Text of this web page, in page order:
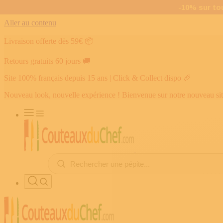
Aller au contenu
Livraison offerte dès 59€ 📦
Retours gratuits 60 jours 🚚
Site 100% français depuis 15 ans | Click & Collect dispo 🥖
Nouveau look, nouvelle expérience ! Bienvenue sur notre nouveau